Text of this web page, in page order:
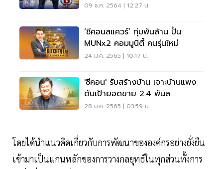
09 ธ.ค. 2564 | 12:27 น.
‘ซีคอนสแควร์’ ทุ่มพันล้าน ปั้น
MUNx2 คอมมูนิตี้ คนรุ่นใหม่
24 ม.ค. 2565 | 10:17 น.
'ซีคอน' รับสร้างบ้าน เจาะบ้านแพง
ดันเป้ายอดขาย 2.4 พันล.
28 ม.ค. 2565 | 03:59 น.
โดยได้นำแนวคิดเกี่ยวกับการพัฒนาขององค์กรอย่างยั่งยืน
เข้ามาเป็นแกนหลักของการวางกลยุทธ์ในทุกส่วนทั้งการ